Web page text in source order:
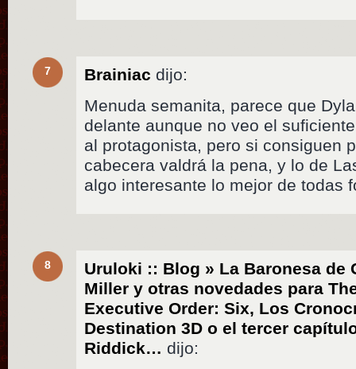
7 Brainiac dijo:
Menuda semanita, parece que
delante aunque no veo el
al protagonista, pero si consiguen
cabecera valdrá la pena, y lo de
algo interesante lo mejor de todas
8
Uruloki :: Blog » La Baronesa de
Miller y otras novedades para
Executive Order: Six, Los
Destination 3D o el tercer
Riddick… dijo: